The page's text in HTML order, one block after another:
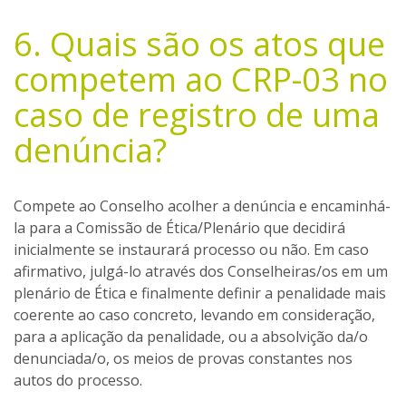
6. Quais são os atos que
competem ao CRP-03 no
caso de registro de uma
denúncia?
Compete ao Conselho acolher a denúncia e encaminhá-
la para a Comissão de Ética/Plenário que decidirá
inicialmente se instaurará processo ou não. Em caso
afirmativo, julgá-lo através dos Conselheiras/os em um
plenário de Ética e finalmente definir a penalidade mais
coerente ao caso concreto, levando em consideração,
para a aplicação da penalidade, ou a absolvição da/o
denunciada/o, os meios de provas constantes nos
autos do processo.